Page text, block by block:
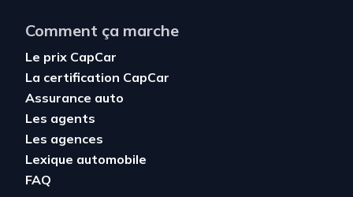
Comment ça marche
Le prix CapCar
La certification CapCar
Assurance auto
Les agents
Les agences
Lexique automobile
FAQ